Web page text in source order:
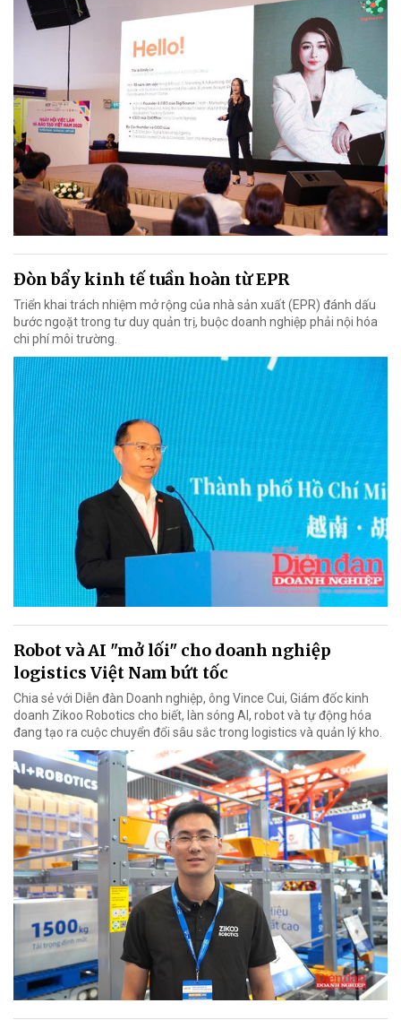
Đòn bẩy kinh tế tuần hoàn từ EPR
Triển khai trách nhiệm mở rộng của nhà sản xuất (EPR) đánh dấu
bước ngoặt trong tư duy quản trị, buộc doanh nghiệp phải nội hóa
chi phí môi trường.
Robot và AI "mở lối" cho doanh nghiệp
logistics Việt Nam bứt tốc
Chia sẻ với Diễn đàn Doanh nghiệp, ông Vince Cui, Giám đốc kinh
doanh Zikoo Robotics cho biết, làn sóng AI, robot và tự động hóa
đang tạo ra cuộc chuyển đổi sâu sắc trong logistics và quản lý kho.